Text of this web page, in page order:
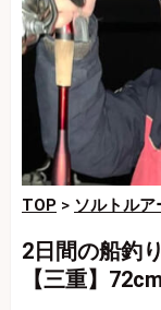
TOP > ソルトルア
2日間の船釣
【三重】